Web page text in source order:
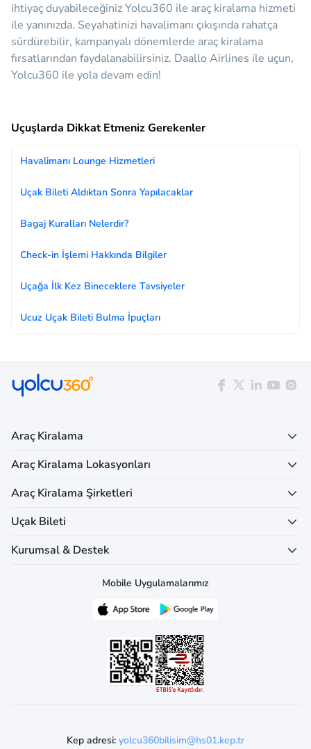
ihtiyaç duyabileceğinizYolcu360 ile araç kiralama hizmeti
ile yanınızda. Seyahatinizi havalimanı çıkışında rahatça
sürdürebilir, kampanyalı dönemlerde araç kiralama
fırsatlarından faydalanabilirsiniz. Daallo Airlines ile uçun,
Yolcu360 ile yola devam edin!
Uçuşlarda Dikkat Etmeniz Gerekenler
Havalimanı Lounge Hizmetleri
Uçak Bileti Aldıktan Sonra Yapılacaklar
Bagaj Kuralları Nelerdir?
Check-in İşlemi Hakkında Bilgiler
Uçağa İlk Kez Bineceklere Tavsiyeler
Ucuz Uçak Bileti Bulma İpuçları
Araç Kiralama
Araç Kiralama Lokasyonları
Araç Kiralama Şirketleri
Uçak Bileti
Kurumsal & Destek
Mobile Uygulamalarımız
Kep adresi: yolcu360bilisim@hs01.kep.tr